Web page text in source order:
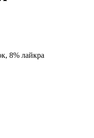
8% лайкра